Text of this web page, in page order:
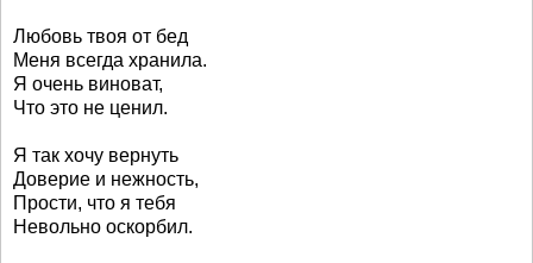
Любовь твоя от бед
Меня всегда хранила.
Я очень виноват,
Что это не ценил.
Я так хочу вернуть
Доверие и нежность,
Прости, что я тебя
Невольно оскорбил.